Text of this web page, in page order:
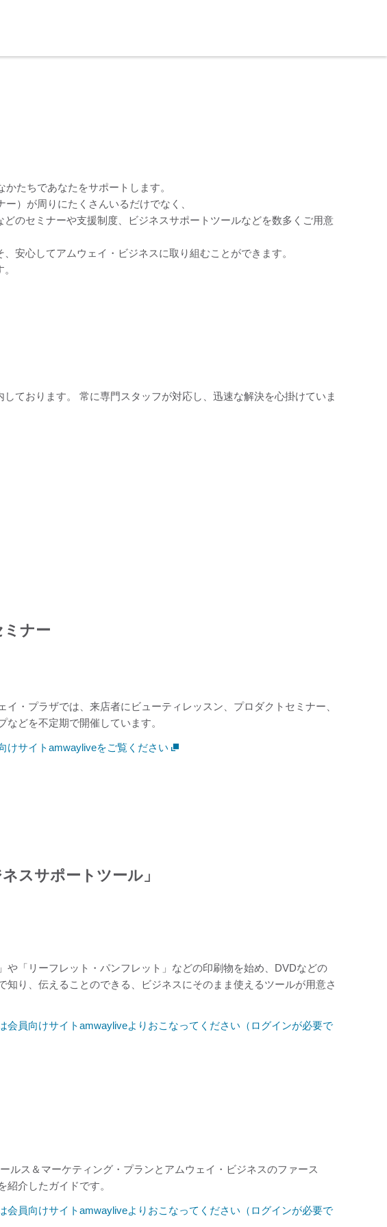
たちであなたをサポートします。
）が周りにたくさんいるだけでなく、
のセミナーや支援制度、ビジネスサポートツールなどを数多くご用意
安心してアムウェイ・ビジネスに取り組むことができます。
ております。 常に専門スタッフが対応し、迅速な解決を心掛けていま
ナー
イ・プラザでは、来店者にビューティレッスン、プロダクトセミナー、
などを不定期で開催しています。
けサイトamwayliveをご覧ください
スサポートツール」
や「リーフレット・パンフレット」などの印刷物を始め、DVDなどの
知り、伝えることのできる、ビジネスにそのまま使えるツールが用意さ
会員向けサイトamwayliveよりおこなってください（ログインが必要で
ルス＆マーケティング・プランとアムウェイ・ビジネスのファース
紹介したガイドです。
会員向けサイトamwayliveよりおこなってください（ログインが必要で